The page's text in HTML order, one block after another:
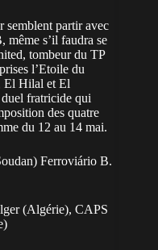
semblent partir avec
même s’il faudra se
tombeur du TP
l’Etoile du
El Hilal et El
fratricide qui
des quatre
du 12 au 14 mai.
Ferroviário B.
(Algérie), CAPS